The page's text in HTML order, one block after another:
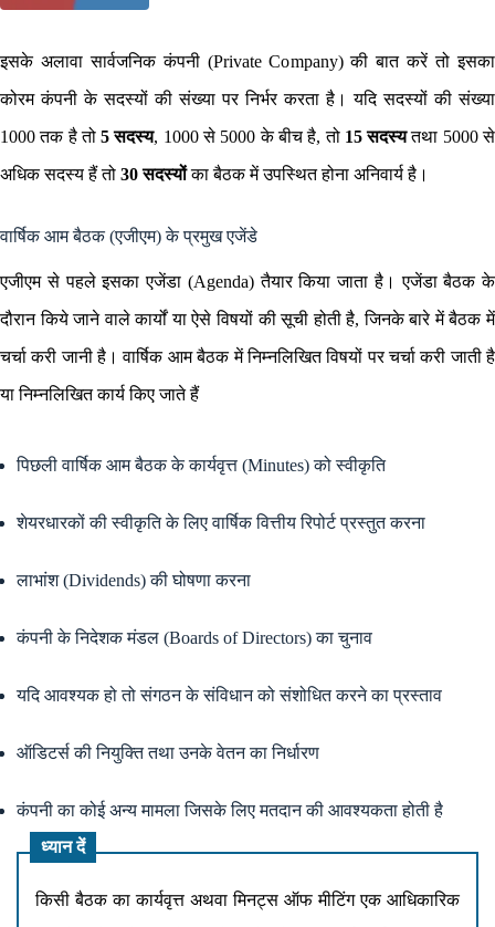
इसके अलावा सार्वजनिक कंपनी (Private Company) की बात करें तो इसका
कोरम कंपनी के सदस्यों की संख्या पर निर्भर करता है। यदि सदस्यों की संख्या
1000 तक है तो5 सदस्य, 1000 से 5000 के बीच है, तो 15 सदस्यतथा 5000 से
अधिक सदस्य हैं तो 30 सदस्योंका बैठक में उपस्थित होना अनिवार्य है।
वार्षिक आम बैठक (एजीएम) के प्रमुख एजेंडे
एजीएम से पहले इसका एजेंडा (Agenda) तैयार किया जाता है। एजेंडा बैठक के
दौरान किये जाने वाले कार्यों या ऐसे विषयों की सूची होती है, जिनके बारे में बैठक में
चर्चा करी जानी है। वार्षिक आम बैठक में निम्नलिखित विषयों पर चर्चा करी जाती है
या निम्नलिखित कार्य किए जाते हैं
पिछली वार्षिक आम बैठक के कार्यवृत्त (Minutes) को स्वीकृति
शेयरधारकों की स्वीकृति के लिए वार्षिक वित्तीय रिपोर्ट प्रस्तुत करना
लाभांश (Dividends) की घोषणा करना
कंपनी के निदेशक मंडल (Boards of Directors) का चुनाव
यदि आवश्यक हो तो संगठन के संविधान को संशोधित करने का प्रस्ताव
ऑडिटर्स की नियुक्ति तथा उनके वेतन का निर्धारण
कंपनी का कोई अन्य मामला जिसके लिए मतदान की आवश्यकता होती है
ध्यान दें
किसी बैठक का कार्यवृत्त अथवा मिनट्स ऑफ मीटिंग एक आधिकारिक